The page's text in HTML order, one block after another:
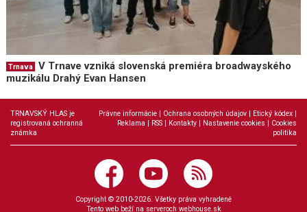
Trnava
V Trnave vzniká slovenská premiéra broadwayského
muzikálu Drahý Evan Hansen
TRNAVSKÝ HLAS je
registrovaná ochranná
známka
Právne informácie | Ochrana osobných údajov | Etický kódex |
Reklama | RSS | Kontakty | Nastavenie cookies | Cookies
politika
Copyright © 2010-2026. Všetky práva vyhradené
Tento web beží na serveroch webhouse.sk